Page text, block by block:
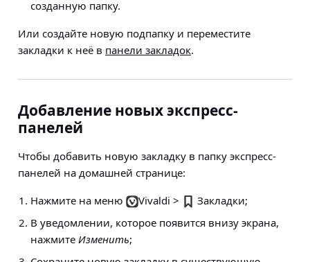
созданную папку.
Или создайте новую подпапку и переместите
закладки к неё в панели закладок.
Добавление новых экспресс-
панелей
Чтобы добавить новую закладку в папку экспресс-
панелей на домашней странице:
Нажмите на меню
Vivaldi > Закладки;
В уведомлении, которое появится внизу экрана,
нажмите Изменить;